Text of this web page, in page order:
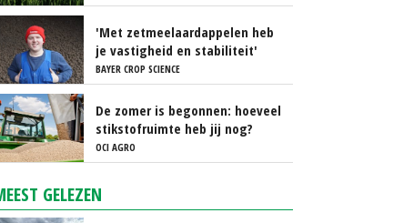
'Met zetmeelaardappelen heb
je vastigheid en stabiliteit'
BAYER CROP SCIENCE
De zomer is begonnen: hoeveel
stikstofruimte heb jij nog?
OCI AGRO
GELEZEN